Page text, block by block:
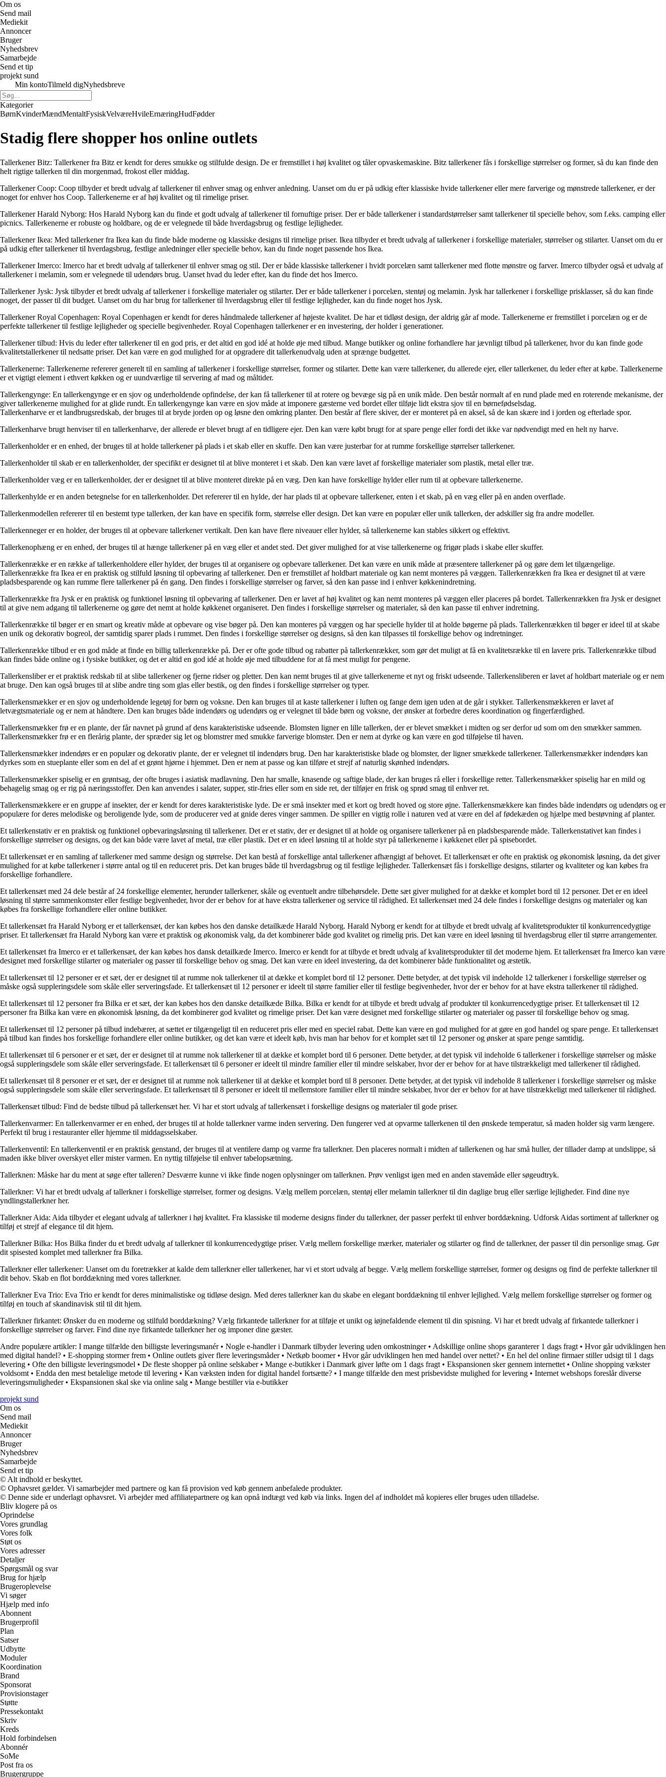
Om os
Send mail
Mediekit
Annoncer
Bruger
Nyhedsbrev
Samarbejde
Send et tip
projekt sund
Min kontoTilmeld digNyhedsbreve
Kategorier
BørnKvinderMændMentaltFysiskVelværeHvileErnæringHudFødder
Stadig flere shopper hos online outlets
Tallerkener Bitz: Tallerkener fra Bitz er kendt for deres smukke og stilfulde design. De er fremstillet i høj kvalitet og tåler opvaskemaskine. Bitz tallerkener fås i forskellige størrelser og former, så du kan finde den
helt rigtige tallerken til din morgenmad, frokost eller middag.
Tallerkener Coop: Coop tilbyder et bredt udvalg af tallerkener til enhver smag og enhver anledning. Uanset om du er på udkig efter klassiske hvide tallerkener eller mere farverige og mønstrede tallerkener, er der
noget for enhver hos Coop. Tallerkenerne er af høj kvalitet og til rimelige priser.
Tallerkener Harald Nyborg: Hos Harald Nyborg kan du finde et godt udvalg af tallerkener til fornuftige priser. Der er både tallerkener i standardstørrelser samt tallerkener til specielle behov, som f.eks. camping eller
picnics. Tallerkenerne er robuste og holdbare, og de er velegnede til både hverdagsbrug og festlige lejligheder.
Tallerkener Ikea: Med tallerkener fra Ikea kan du finde både moderne og klassiske designs til rimelige priser. Ikea tilbyder et bredt udvalg af tallerkener i forskellige materialer, størrelser og stilarter. Uanset om du er
på udkig efter tallerkener til hverdagsbrug, festlige anledninger eller specielle behov, kan du finde noget passende hos Ikea.
Tallerkener Imerco: Imerco har et bredt udvalg af tallerkener til enhver smag og stil. Der er både klassiske tallerkener i hvidt porcelæn samt tallerkener med flotte mønstre og farver. Imerco tilbyder også et udvalg af
tallerkener i melamin, som er velegnede til udendørs brug. Uanset hvad du leder efter, kan du finde det hos Imerco.
Tallerkener Jysk: Jysk tilbyder et bredt udvalg af tallerkener i forskellige materialer og stilarter. Der er både tallerkener i porcelæn, stentøj og melamin. Jysk har tallerkener i forskellige prisklasser, så du kan finde
noget, der passer til dit budget. Uanset om du har brug for tallerkener til hverdagsbrug eller til festlige lejligheder, kan du finde noget hos Jysk.
Tallerkener Royal Copenhagen: Royal Copenhagen er kendt for deres håndmalede tallerkener af højeste kvalitet. De har et tidløst design, der aldrig går af mode. Tallerkenerne er fremstillet i porcelæn og er de
perfekte tallerkener til festlige lejligheder og specielle begivenheder. Royal Copenhagen tallerkener er en investering, der holder i generationer.
Tallerkener tilbud: Hvis du leder efter tallerkener til en god pris, er det altid en god idé at holde øje med tilbud. Mange butikker og online forhandlere har jævnligt tilbud på tallerkener, hvor du kan finde gode
kvalitetstallerkener til nedsatte priser. Det kan være en god mulighed for at opgradere dit tallerkenudvalg uden at sprænge budgettet.
Tallerkenerne: Tallerkenerne refererer generelt til en samling af tallerkener i forskellige størrelser, former og stilarter. Dette kan være tallerkener, du allerede ejer, eller tallerkener, du leder efter at købe. Tallerkenerne
er et vigtigt element i ethvert køkken og er uundværlige til servering af mad og måltider.
Tallerkengynge: En tallerkengynge er en sjov og underholdende opfindelse, der kan få tallerkener til at rotere og bevæge sig på en unik måde. Den består normalt af en rund plade med en roterende mekanisme, der
giver tallerkenerne mulighed for at glide rundt. En tallerkengynge kan være en sjov måde at imponere gæsterne ved bordet eller tilføje lidt ekstra sjov til en børnefødselsdag.
Tallerkenharve er et landbrugsredskab, der bruges til at bryde jorden op og løsne den omkring planter. Den består af flere skiver, der er monteret på en aksel, så de kan skære ind i jorden og efterlade spor.
Tallerkenharve brugt henviser til en tallerkenharve, der allerede er blevet brugt af en tidligere ejer. Den kan være købt brugt for at spare penge eller fordi det ikke var nødvendigt med en helt ny harve.
Tallerkenholder er en enhed, der bruges til at holde tallerkener på plads i et skab eller en skuffe. Den kan være justerbar for at rumme forskellige størrelser tallerkener.
Tallerkenholder til skab er en tallerkenholder, der specifikt er designet til at blive monteret i et skab. Den kan være lavet af forskellige materialer som plastik, metal eller træ.
Tallerkenholder væg er en tallerkenholder, der er designet til at blive monteret direkte på en væg. Den kan have forskellige hylder eller rum til at opbevare tallerkenerne.
Tallerkenhylde er en anden betegnelse for en tallerkenholder. Det refererer til en hylde, der har plads til at opbevare tallerkener, enten i et skab, på en væg eller på en anden overflade.
Tallerkenmodellen refererer til en bestemt type tallerken, der kan have en specifik form, størrelse eller design. Det kan være en populær eller unik tallerken, der adskiller sig fra andre modeller.
Tallerkenneger er en holder, der bruges til at opbevare tallerkener vertikalt. Den kan have flere niveauer eller hylder, så tallerkenerne kan stables sikkert og effektivt.
Tallerkenophæng er en enhed, der bruges til at hænge tallerkener på en væg eller et andet sted. Det giver mulighed for at vise tallerkenerne og frigør plads i skabe eller skuffer.
Tallerkenrække er en række af tallerkenholdere eller hylder, der bruges til at organisere og opbevare tallerkener. Det kan være en unik måde at præsentere tallerkener på og gøre dem let tilgængelige.
Tallerkenrække fra Ikea er en praktisk og stilfuld løsning til opbevaring af tallerkener. Den er fremstillet af holdbart materiale og kan nemt monteres på væggen. Tallerkenrækken fra Ikea er designet til at være
pladsbesparende og kan rumme flere tallerkener på én gang. Den findes i forskellige størrelser og farver, så den kan passe ind i enhver køkkenindretning.
Tallerkenrække fra Jysk er en praktisk og funktionel løsning til opbevaring af tallerkener. Den er lavet af høj kvalitet og kan nemt monteres på væggen eller placeres på bordet. Tallerkenrækken fra Jysk er designet
til at give nem adgang til tallerkenerne og gøre det nemt at holde køkkenet organiseret. Den findes i forskellige størrelser og materialer, så den kan passe til enhver indretning.
Tallerkenrække til bøger er en smart og kreativ måde at opbevare og vise bøger på. Den kan monteres på væggen og har specielle hylder til at holde bøgerne på plads. Tallerkenrækken til bøger er ideel til at skabe
en unik og dekorativ bogreol, der samtidig sparer plads i rummet. Den findes i forskellige størrelser og designs, så den kan tilpasses til forskellige behov og indretninger.
Tallerkenrække tilbud er en god måde at finde en billig tallerkenrække på. Der er ofte gode tilbud og rabatter på tallerkenrækker, som gør det muligt at få en kvalitetsrække til en lavere pris. Tallerkenrække tilbud
kan findes både online og i fysiske butikker, og det er altid en god idé at holde øje med tilbuddene for at få mest muligt for pengene.
Tallerkensliber er et praktisk redskab til at slibe tallerkener og fjerne ridser og pletter. Den kan nemt bruges til at give tallerkenerne et nyt og friskt udseende. Tallerkensliberen er lavet af holdbart materiale og er nem
at bruge. Den kan også bruges til at slibe andre ting som glas eller bestik, og den findes i forskellige størrelser og typer.
Tallerkensmækker er en sjov og underholdende legetøj for børn og voksne. Den kan bruges til at kaste tallerkener i luften og fange dem igen uden at de går i stykker. Tallerkensmækkeren er lavet af
letvægtsmateriale og er nem at håndtere. Den kan bruges både indendørs og udendørs og er velegnet til både børn og voksne, der ønsker at forbedre deres koordination og fingerfærdighed.
Tallerkensmækker frø er en plante, der får navnet på grund af dens karakteristiske udseende. Blomsten ligner en lille tallerken, der er blevet smækket i midten og ser derfor ud som om den smækker sammen.
Tallerkensmækker frø er en flerårig plante, der spræder sig let og blomstrer med smukke farverige blomster. Den er nem at dyrke og kan være en god tilføjelse til haven.
Tallerkensmækker indendørs er en populær og dekorativ plante, der er velegnet til indendørs brug. Den har karakteristiske blade og blomster, der ligner smækkede tallerkener. Tallerkensmækker indendørs kan
dyrkes som en stueplante eller som en del af et grønt hjørne i hjemmet. Den er nem at passe og kan tilføre et strejf af naturlig skønhed indendørs.
Tallerkensmækker spiselig er en grøntsag, der ofte bruges i asiatisk madlavning. Den har smalle, knasende og saftige blade, der kan bruges rå eller i forskellige retter. Tallerkensmækker spiselig har en mild og
behagelig smag og er rig på næringsstoffer. Den kan anvendes i salater, supper, stir-fries eller som en side ret, der tilføjer en frisk og sprød smag til enhver ret.
Tallerkensmækkere er en gruppe af insekter, der er kendt for deres karakteristiske lyde. De er små insekter med et kort og bredt hoved og store øjne. Tallerkensmækkere kan findes både indendørs og udendørs og er
populære for deres melodiske og beroligende lyde, som de producerer ved at gnide deres vinger sammen. De spiller en vigtig rolle i naturen ved at være en del af fødekæden og hjælpe med bestøvning af planter.
Et tallerkenstativ er en praktisk og funktionel opbevaringsløsning til tallerkener. Det er et stativ, der er designet til at holde og organisere tallerkener på en pladsbesparende måde. Tallerkenstativet kan findes i
forskellige størrelser og designs, og det kan både være lavet af metal, træ eller plastik. Det er en ideel løsning til at holde styr på tallerkenerne i køkkenet eller på spisebordet.
Et tallerkensæt er en samling af tallerkener med samme design og størrelse. Det kan bestå af forskellige antal tallerkener afhængigt af behovet. Et tallerkensæt er ofte en praktisk og økonomisk løsning, da det giver
mulighed for at købe tallerkener i større antal og til en reduceret pris. Det kan bruges både til hverdagsbrug og til festlige lejligheder. Tallerkensæt fås i forskellige designs, stilarter og kvaliteter og kan købes fra
forskellige forhandlere.
Et tallerkensæt med 24 dele består af 24 forskellige elementer, herunder tallerkener, skåle og eventuelt andre tilbehørsdele. Dette sæt giver mulighed for at dække et komplet bord til 12 personer. Det er en ideel
løsning til større sammenkomster eller festlige begivenheder, hvor der er behov for at have ekstra tallerkener og service til rådighed. Et tallerkensæt med 24 dele findes i forskellige designs og materialer og kan
købes fra forskellige forhandlere eller online butikker.
Et tallerkensæt fra Harald Nyborg er et tallerkensæt, der kan købes hos den danske detailkæde Harald Nyborg. Harald Nyborg er kendt for at tilbyde et bredt udvalg af kvalitetsprodukter til konkurrencedygtige
priser. Et tallerkensæt fra Harald Nyborg kan være et praktisk og økonomisk valg, da det kombinerer både god kvalitet og rimelig pris. Det kan være en ideel løsning til hverdagsbrug eller til større arrangementer.
Et tallerkensæt fra Imerco er et tallerkensæt, der kan købes hos dansk detailkæde Imerco. Imerco er kendt for at tilbyde et bredt udvalg af kvalitetsprodukter til det moderne hjem. Et tallerkensæt fra Imerco kan være
designet med forskellige stilarter og materialer og passer til forskellige behov og smag. Det kan være en ideel investering, da det kombinerer både funktionalitet og æstetik.
Et tallerkensæt til 12 personer er et sæt, der er designet til at rumme nok tallerkener til at dække et komplet bord til 12 personer. Dette betyder, at det typisk vil indeholde 12 tallerkener i forskellige størrelser og
måske også suppleringsdele som skåle eller serveringsfade. Et tallerkensæt til 12 personer er ideelt til større familier eller til festlige begivenheder, hvor der er behov for at have ekstra tallerkener til rådighed.
Et tallerkensæt til 12 personer fra Bilka er et sæt, der kan købes hos den danske detailkæde Bilka. Bilka er kendt for at tilbyde et bredt udvalg af produkter til konkurrencedygtige priser. Et tallerkensæt til 12
personer fra Bilka kan være en økonomisk løsning, da det kombinerer god kvalitet og rimelige priser. Det kan være designet med forskellige stilarter og materialer og passer til forskellige behov og smag.
Et tallerkensæt til 12 personer på tilbud indebærer, at sættet er tilgængeligt til en reduceret pris eller med en speciel rabat. Dette kan være en god mulighed for at gøre en god handel og spare penge. Et tallerkensæt
på tilbud kan findes hos forskellige forhandlere eller online butikker, og det kan være et ideelt køb, hvis man har behov for et komplet sæt til 12 personer og ønsker at spare penge samtidig.
Et tallerkensæt til 6 personer er et sæt, der er designet til at rumme nok tallerkener til at dække et komplet bord til 6 personer. Dette betyder, at det typisk vil indeholde 6 tallerkener i forskellige størrelser og måske
også suppleringsdele som skåle eller serveringsfade. Et tallerkensæt til 6 personer er ideelt til mindre familier eller til mindre selskaber, hvor der er behov for at have tilstrækkeligt med tallerkener til rådighed.
Et tallerkensæt til 8 personer er et sæt, der er designet til at rumme nok tallerkener til at dække et komplet bord til 8 personer. Dette betyder, at det typisk vil indeholde 8 tallerkener i forskellige størrelser og måske
også suppleringsdele som skåle eller serveringsfade. Et tallerkensæt til 8 personer er ideelt til mellemstore familier eller til mindre selskaber, hvor der er behov for at have tilstrækkeligt med tallerkener til rådighed.
Tallerkensæt tilbud: Find de bedste tilbud på tallerkensæt her. Vi har et stort udvalg af tallerkensæt i forskellige designs og materialer til gode priser.
Tallerkenvarmer: En tallerkenvarmer er en enhed, der bruges til at holde tallerkner varme inden servering. Den fungerer ved at opvarme tallerkenen til den ønskede temperatur, så maden holder sig varm længere.
Perfekt til brug i restauranter eller hjemme til middagsselskaber.
Tallerkenventil: En tallerkenventil er en praktisk genstand, der bruges til at ventilere damp og varme fra tallerkner. Den placeres normalt i midten af tallerkenen og har små huller, der tillader damp at undslippe, så
maden ikke bliver overskyet eller mister varmen. En nyttig tilføjelse til enhver tabelopsætning.
Tallerknen: Måske har du ment at søge efter talleren? Desværre kunne vi ikke finde nogen oplysninger om tallerknen. Prøv venligst igen med en anden stavemåde eller søgeudtryk.
Tallerkner: Vi har et bredt udvalg af tallerkner i forskellige størrelser, former og designs. Vælg mellem porcelæn, stentøj eller melamin tallerkner til din daglige brug eller særlige lejligheder. Find dine nye
yndlingstallerkner her.
Tallerkner Aida: Aida tilbyder et elegant udvalg af tallerkner i høj kvalitet. Fra klassiske til moderne designs finder du tallerkner, der passer perfekt til enhver borddækning. Udforsk Aidas sortiment af tallerkner og
tilføj et strejf af elegance til dit hjem.
Tallerkner Bilka: Hos Bilka finder du et bredt udvalg af tallerkner til konkurrencedygtige priser. Vælg mellem forskellige mærker, materialer og stilarter og find de tallerkner, der passer til din personlige smag. Gør
dit spisested komplet med tallerkner fra Bilka.
Tallerkner eller tallerkener: Uanset om du foretrækker at kalde dem tallerkner eller tallerkener, har vi et stort udvalg af begge. Vælg mellem forskellige størrelser, former og designs og find de perfekte tallerkner til
dit behov. Skab en flot borddækning med vores tallerkner.
Tallerkner Eva Trio: Eva Trio er kendt for deres minimalistiske og tidløse design. Med deres tallerkner kan du skabe en elegant borddækning til enhver lejlighed. Vælg mellem forskellige størrelser og former og
tilføj en touch af skandinavisk stil til dit hjem.
Tallerkner firkantet: Ønsker du en moderne og stilfuld borddækning? Vælg firkantede tallerkner for at tilføje et unikt og iøjnefaldende element til din spisning. Vi har et bredt udvalg af firkantede tallerkner i
forskellige størrelser og farver. Find dine nye firkantede tallerkner her og imponer dine gæster.
Andre populære artikler: I mange tilfælde den billigste leveringsmanér• Nogle e-handler i Danmark tilbyder levering uden omkostninger• Adskillige online shops garanterer 1 dags fragt • Hvor går udviklingen hen
med digital handel? • E-shopping stormer frem • Online outlets giver flere leveringsmåder• Netkøb boomer• Hvor går udviklingen hen med handel over nettet? • En hel del online firmaer stiller udsigt til 1 dags
levering • Ofte den billigste leveringsmodel • De fleste shopper på online selskaber• Mange e-butikker i Danmark giver løfte om 1 dags fragt • Ekspansionen sker gennem internettet • Online shopping vækster
voldsomt • Endda den mest betalelige metode til levering • Kan væksten inden for digital handel fortsætte? • I mange tilfælde den mest prisbevidste mulighed for levering • Internet webshops foreslår diverse
leveringsmuligheder• Ekspansionen skal ske via online salg • Mange bestiller via e-butikker
projekt sund
Om os
Send mail
Mediekit
Annoncer
Bruger
Nyhedsbrev
Samarbejde
Send et tip
© Alt indhold er beskyttet.
© Ophavsret gælder. Vi samarbejder med partnere og kan få provision ved køb gennem anbefalede produkter.
© Denne side er underlagt ophavsret. Vi arbejder med affiliatepartnere og kan opnå indtægt ved køb via links. Ingen del af indholdet må kopieres eller bruges uden tilladelse.
Bliv klogere på os
Oprindelse
Vores grundlag
Vores folk
Støt os
Vores adresser
Detaljer
Spørgsmål og svar
Brug for hjælp
Brugeroplevelse
Vi søger
Hjælp med info
Abonnent
Brugerprofil
Plan
Satser
Udbytte
Moduler
Koordination
Brand
Sponsorat
Provisionstager
Støtte
Pressekontakt
Skriv
Kreds
Hold forbindelsen
Abonnér
SoMe
Post fra os
Brugergruppe